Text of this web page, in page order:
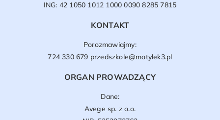
ING: 42 1050 1012 1000 0090 8285 7815
KONTAKT
Porozmawiajmy:
724 330 679 przedszkole@motylek3.pl
ORGAN PROWADZĄCY
Dane:
Avege sp. z o.o.